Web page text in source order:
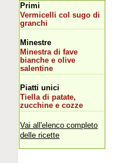
Primi
Vermicelli col sugo di
granchi
Minestre
Minestra di fave
bianche e olive
salentine
Piatti unici
Tiella di patate,
zucchine e cozze
Vai all'elenco completo
delle ricette